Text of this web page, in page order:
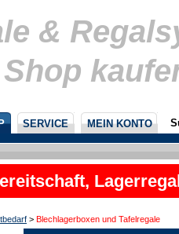
&
SERVICE MEIN KONTO
nicht
> Blechlagerboxen und Tafelregale